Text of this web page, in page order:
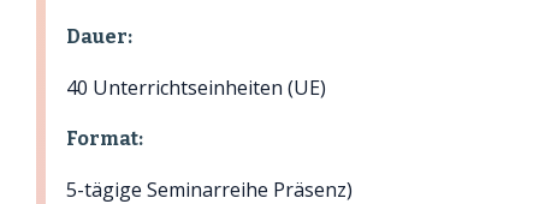
Dauer:
40 Unterrichtseinheiten (UE)
Format:
5-tägige Seminarreihe Präsenz)